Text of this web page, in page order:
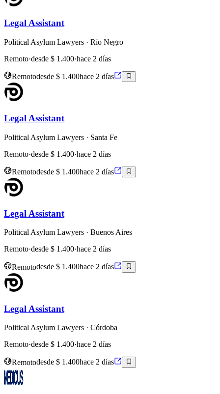
Legal Assistant
Political Asylum Lawyers · Río Negro
Remoto·desde $ 1.400·hace 2 días
Remotodesde $ 1.400hace 2 días
Legal Assistant
Political Asylum Lawyers · Santa Fe
Remoto·desde $ 1.400·hace 2 días
Remotodesde $ 1.400hace 2 días
Legal Assistant
Political Asylum Lawyers · Buenos Aires
Remoto·desde $ 1.400·hace 2 días
Remotodesde $ 1.400hace 2 días
Legal Assistant
Political Asylum Lawyers · Córdoba
Remoto·desde $ 1.400·hace 2 días
Remotodesde $ 1.400hace 2 días